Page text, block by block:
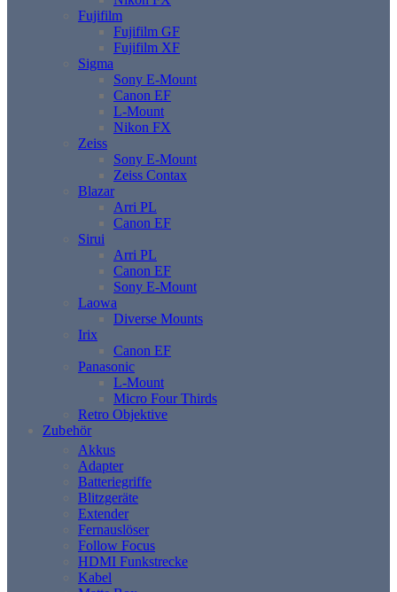
Fujifilm
Fujifilm GF
Fujifilm XF
Sigma
Sony E-Mount
Canon EF
L-Mount
Nikon FX
Zeiss
Sony E-Mount
Zeiss Contax
Blazar
Arri PL
Canon EF
Sirui
Arri PL
Canon EF
Sony E-Mount
Laowa
Diverse Mounts
Irix
Canon EF
Panasonic
L-Mount
Micro Four Thirds
Retro Objektive
Zubehör
Akkus
Adapter
Batteriegriffe
Blitzgeräte
Extender
Fernauslöser
Follow Focus
HDMI Funkstrecke
Kabel